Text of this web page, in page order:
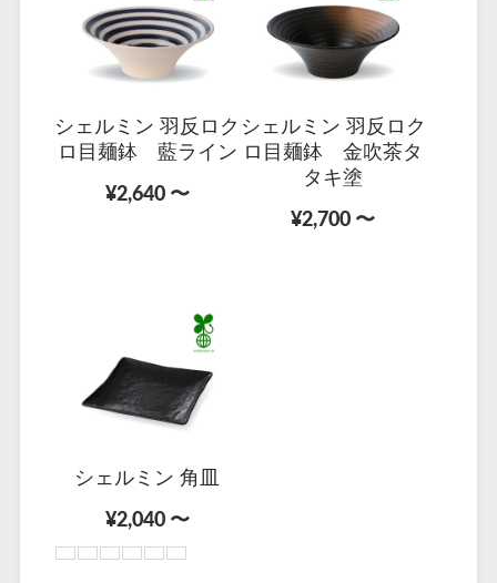
シェルミン 羽反ロク
ロ目麺鉢 藍ライン
¥2,640 〜
シェルミン 羽反ロク
ロ目麺鉢 金吹茶タ
タキ塗
¥2,700 〜
シェルミン 角皿
¥2,040 〜